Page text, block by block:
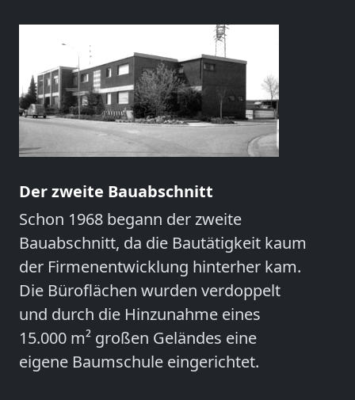
Der zweite Bauabschnitt
Schon 1968 begann der zweite
Bauabschnitt, da die Bautätigkeit kaum
der Firmenentwicklung hinterher kam.
Die Büroflächen wurden verdoppelt
und durch die Hinzunahme eines
15.000 m² großen Geländes eine
eigene Baumschule eingerichtet.